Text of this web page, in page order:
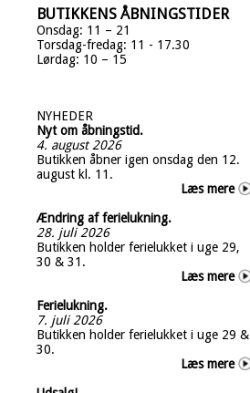
BUTIKKENS ÅBNINGSTIDER
Onsdag: 11 – 21
Torsdag-fredag: 11 - 17.30
Lørdag: 10 – 15
NYHEDER
Nyt om åbningstid.
4. august 2026
Butikken åbner igen onsdag den 12.
august kl. 11.
Læs mere
Ændring af ferielukning.
28. juli 2026
Butikken holder ferielukket i uge 29,
30 & 31.
Læs mere
Ferielukning.
7. juli 2026
Butikken holder ferielukket i uge 29 &
30.
Læs mere